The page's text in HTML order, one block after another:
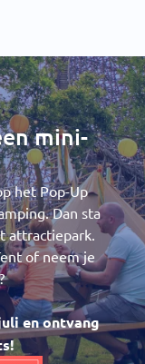
mini-
het Pop-Up
Dan sta
attractiepark.
of neem je
en ontvang